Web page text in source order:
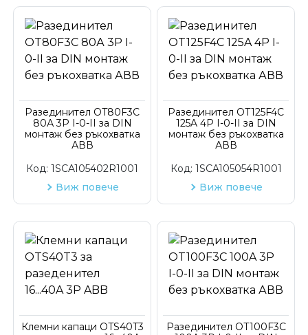
Разединител OT80F3C
80А 3P I-0-II за DIN
монтаж без ръкохватка
АВВ
Код: 1SCA105402R1001
Виж повече
Разединител OT125F4C
125A 4P I-0-II за DIN
монтаж без ръкохватка
АВВ
Код: 1SCA105054R1001
Виж повече
Клемни капаци OTS40T3
Разединител OT100F3C